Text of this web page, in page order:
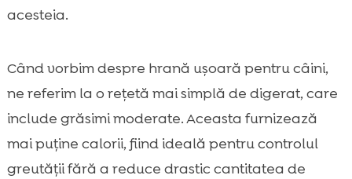
acesteia.
Când vorbim despre hrană ușoară pentru câini,
ne referim la o rețetă mai simplă de digerat, care
include grăsimi moderate. Aceasta furnizează
mai puține calorii, fiind ideală pentru controlul
greutății fără a reduce drastic cantitatea de